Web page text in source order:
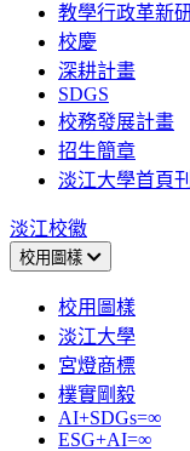
教學行政革新
校慶
深耕計畫
SDGS
校務發展計畫
招生簡章
淡江大學首頁
淡江校徽
校用圖樣
校用圖樣
淡江大學
宮燈商標
樸實剛毅
AI+SDGs=∞
ESG+AI=∞